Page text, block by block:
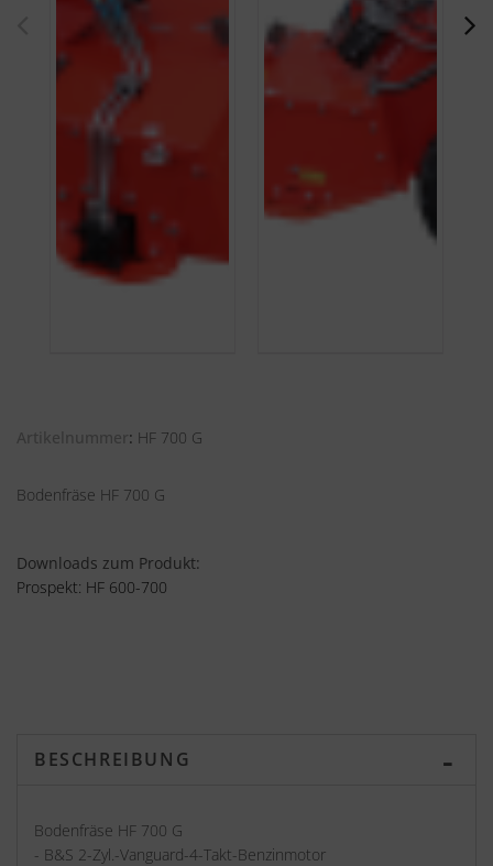
Artikelnummer HF 700 G
Bodenfräse HF 700 G
Downloads zum Produkt:
Prospekt: HF 600-700
BESCHREIBUNG
Bodenfräse HF 700 G
- B&S 2-Zyl.-Vanguard-4-Takt-Benzinmotor